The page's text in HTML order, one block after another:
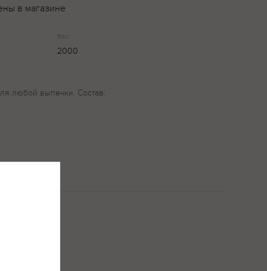
в магазине
Вес
2000
любой выпечки. Состав: